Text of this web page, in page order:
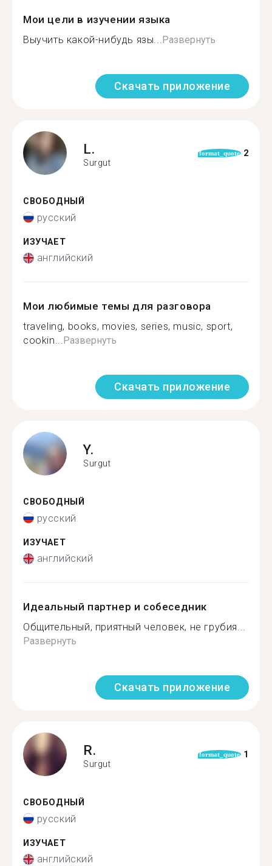
Мои цели в изучении языка
Выучить какой-нибудь язы...Развернуть
Скачать приложение
L.
Surgut
format_quote 2
СВОБОДНЫЙ
русский
ИЗУЧАЕТ
английский
Мои любимые темы для разговора
traveling, books, movies, series, music, sport,
cookin...Развернуть
Скачать приложение
Y.
Surgut
СВОБОДНЫЙ
русский
ИЗУЧАЕТ
английский
Идеальный партнер и собеседник
Общительный, приятный человек, не грубия...
Развернуть
Скачать приложение
R.
Surgut
format_quote 1
СВОБОДНЫЙ
русский
ИЗУЧАЕТ
английский